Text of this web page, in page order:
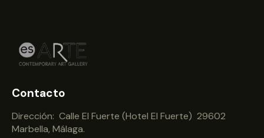
Contacto
Dirección: Calle El Fuerte (Hotel El Fuerte) 29602
Marbella, Málaga.